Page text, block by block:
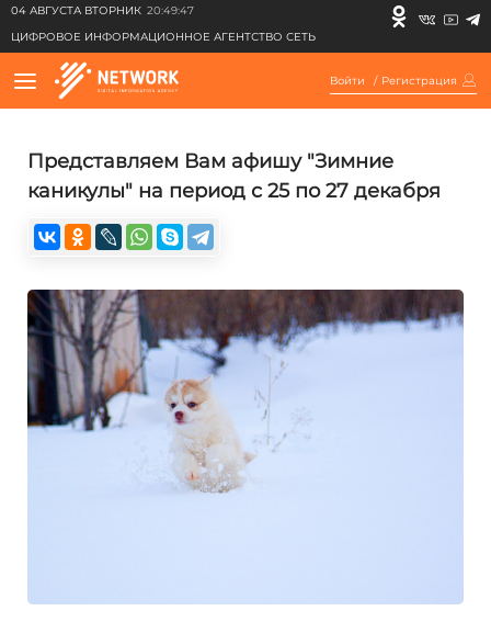
04 АВГУСТА ВТОРНИК 20:49:47
ЦИФРОВОЕ ИНФОРМАЦИОННОЕ АГЕНТСТВО СЕТЬ
Войти / Регистрация
Представляем Вам афишу "Зимние
каникулы" на период с 25 по 27 декабря